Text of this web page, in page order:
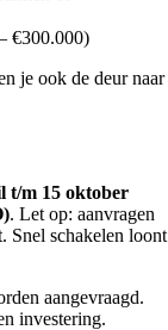
€300.000)
je ook de deur naar
t/m 15 oktober
. Let op: aanvragen
Snel schakelen loont
aangevraagd.
investering.